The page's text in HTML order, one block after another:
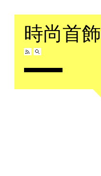
時尚首飾
Skip to content